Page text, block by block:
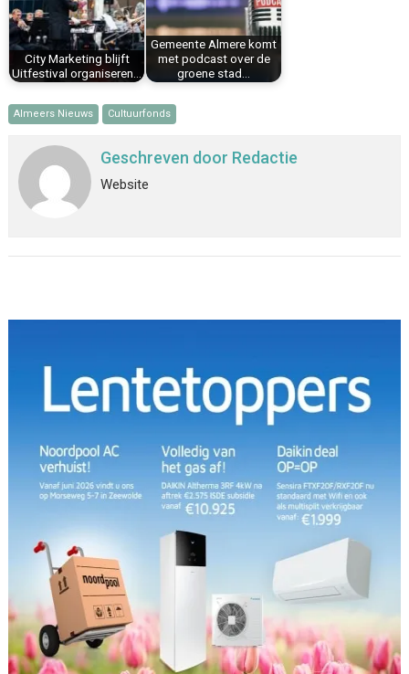
City Marketing blijft
Uitfestival organiseren…
Gemeente Almere komt
met podcast over de
groene stad…
Almeers Nieuws Cultuurfonds
Geschreven door Redactie
Website